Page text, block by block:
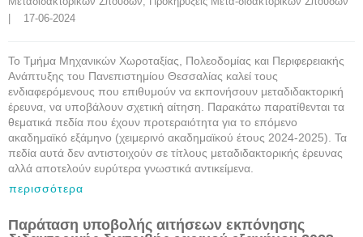
|    17-06-2024
Το Τμήμα Μηχανικών Χωροταξίας, Πολεοδομίας και Περιφερειακής
Ανάπτυξης του Πανεπιστημίου Θεσσαλίας καλεί τους
ενδιαφερόμενους που επιθυμούν να εκπονήσουν μεταδιδακτορική
έρευνα, να υποβάλουν σχετική αίτηση. Παρακάτω παρατίθενται τα
θεματικά πεδία που έχουν προτεραιότητα για το επόμενο
ακαδημαϊκό εξάμηνο (χειμερινό ακαδημαϊκού έτους 2024-2025). Τα
πεδία αυτά δεν αντιστοιχούν σε τίτλους μεταδιδακτορικής έρευνας
αλλά αποτελούν ευρύτερα γνωστικά αντικείμενα.
περισσότερα
Παράταση υποβολής αιτήσεων εκπόνησης